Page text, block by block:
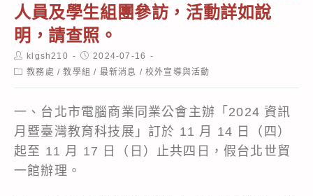
人員及學生組團參訪，活動詳如說
明，請查照。
Post
author:
klgsh210
Post
published:
2024-07-16
Post教務處 / 教學組 / 最新消息 / 校外宣導與活動
一、台北市電腦商業同業公會主辦「2024 資訊
月暨臺灣教育科技展」訂於 11 月 14 日（四）
起至 11 月 17 日（日）止共四日，假台北世貿
一館辦理。